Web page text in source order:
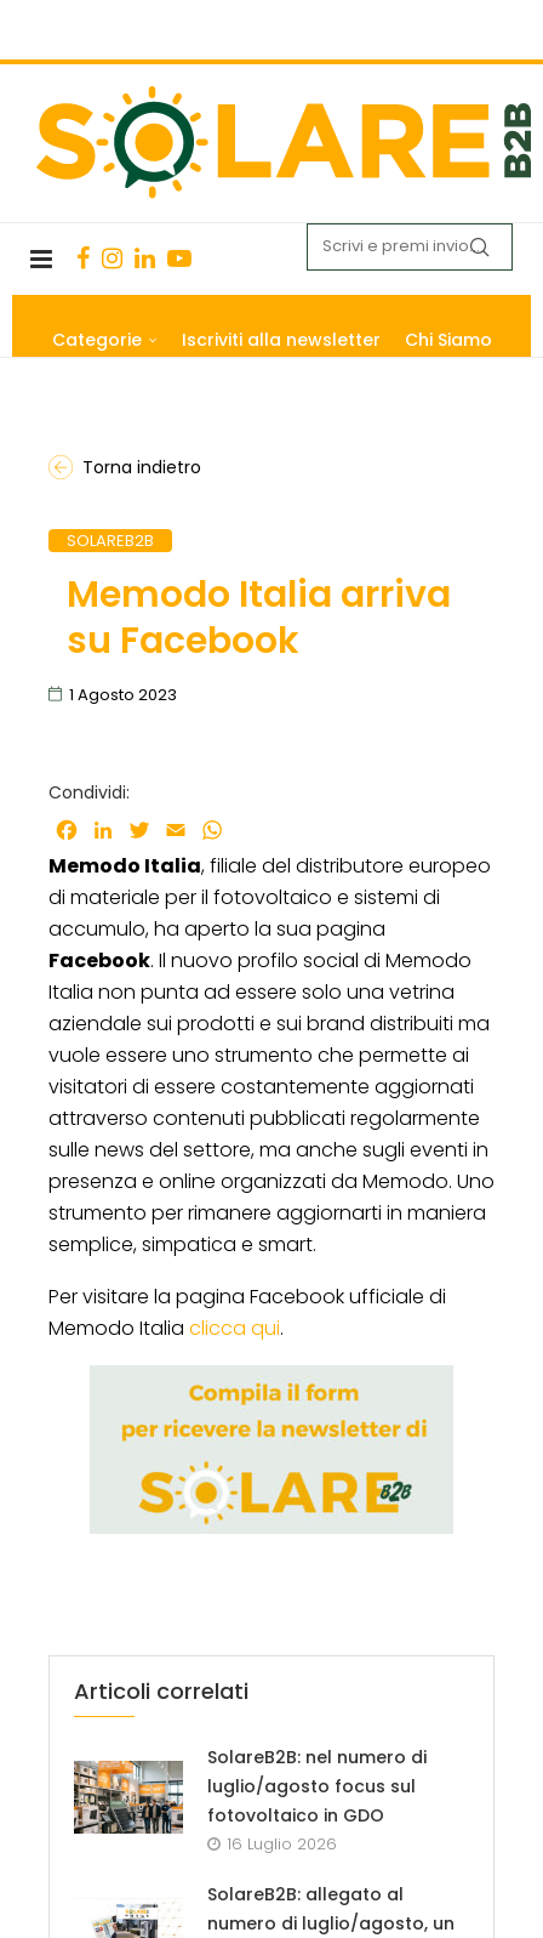
Categorie Iscriviti alla newsletter Chi Siamo
Torna indietro
SOLAREB2B
Memodo Italia arriva
su Facebook
1 Agosto 2023
Condividi:
Facebook
LinkedInTwitter
Email
Memodo Italia, filiale del distributore europeo
di materiale per il fotovoltaico e sistemi di
accumulo, ha aperto la sua pagina
Facebook. Il nuovo profilo social di Memodo
Italia non punta ad essere solo una vetrina
aziendale sui prodotti e sui brand distribuiti ma
vuole essere uno strumento che permette ai
visitatori di essere costantemente aggiornati
attraverso contenuti pubblicati regolarmente
sulle news del settore, ma anche sugli eventi in
presenza e online organizzati da Memodo. Uno
strumento per rimanere aggiornarti in maniera
semplice, simpatica e smart.
Per visitare la pagina Facebook ufficiale di
Memodo Italia clicca qui.
Articoli correlati
SolareB2B: nel numero di
luglio/agosto focus sul
fotovoltaico in GDO
16 Luglio 2026
SolareB2B: allegato al
numero di luglio/agosto, un